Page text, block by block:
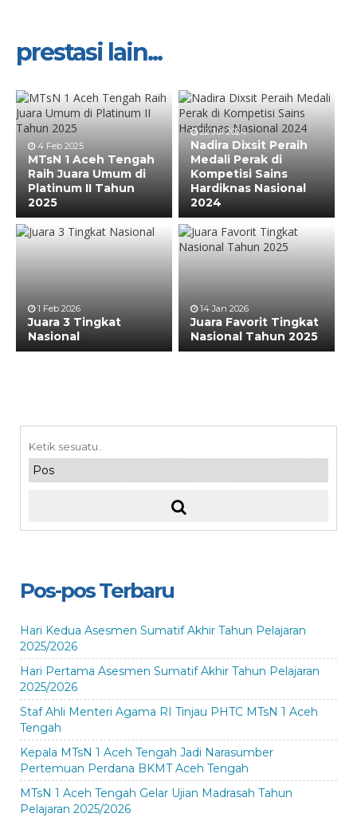
prestasi lain...
4 Feb 2025
MTsN 1 Aceh Tengah
Raih Juara Umum di
Platinum II Tahun
2025
22 Jul 2024
Nadira Dixsit Peraih
Medali Perak di
Kompetisi Sains
Hardiknas Nasional
2024
1 Feb 2026
Juara 3 Tingkat
Nasional
14 Jan 2026
Juara Favorit Tingkat
Nasional Tahun 2025
Pos-pos Terbaru
Hari Kedua Asesmen Sumatif Akhir Tahun Pelajaran
2025/2026
Hari Pertama Asesmen Sumatif Akhir Tahun Pelajaran
2025/2026
Staf Ahli Menteri Agama RI Tinjau PHTC MTsN 1 Aceh
Tengah
Kepala MTsN 1 Aceh Tengah Jadi Narasumber
Pertemuan Perdana BKMT Aceh Tengah
MTsN 1 Aceh Tengah Gelar Ujian Madrasah Tahun
Pelajaran 2025/2026